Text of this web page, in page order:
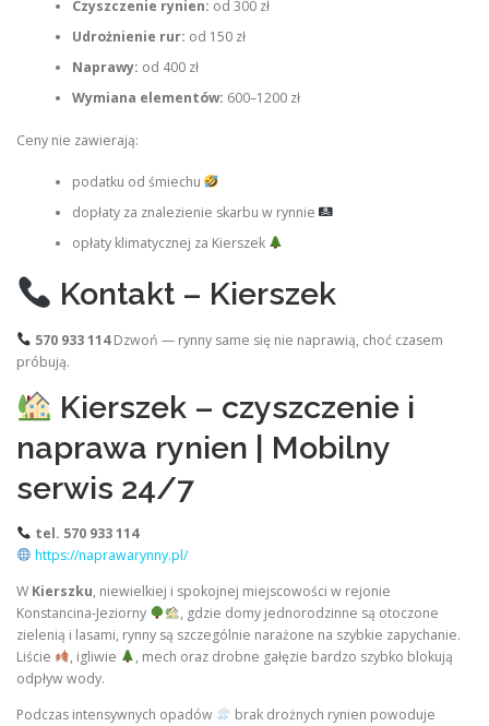
Czyszczenie rynien: od 300 zł
Udrożnienie rur: od 150 zł
Naprawy: od 400 zł
Wymiana elementów: 600–1200 zł
Ceny nie zawierają:
podatku od śmiechu
dopłaty za znalezienie skarbu w rynnie
opłaty klimatycznej za Kierszek
Kontakt – Kierszek
570 933 114Dzwoń — rynny same się nie naprawią, choć czasem
próbują.
Kierszek – czyszczenie i
naprawa rynien | Mobilny
serwis 24/7
tel. 570 933 114
https://naprawarynny.pl/
W Kierszku, niewielkiej i spokojnej miejscowości w rejonie
Konstancina-Jeziorny
, gdzie domy jednorodzinne są otoczone
zielenią i lasami, rynny są szczególnie narażone na szybkie zapychanie.
Liście
, igliwie
, mech oraz drobne gałęzie bardzo szybko blokują
odpływ wody.
Podczas intensywnych opadów
brak drożnych rynien powoduje